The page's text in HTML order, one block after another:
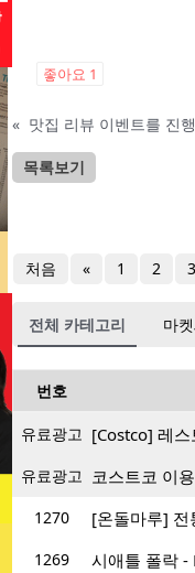
좋아요 1
« 맛집 리뷰 이벤트를 진
목록보기
처음 « 1 2 3
전체 카테고리 마
번호
유료광고 [Costco] 레
유료광고 코스트코 이
1270
[온돌마루] 전
1269
시애틀 폴락 -